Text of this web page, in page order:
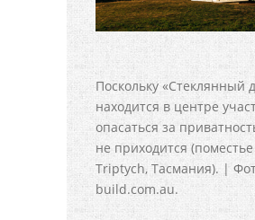
Поскольку «Стеклянный
находится в центре
опасаться за
не приходится (поместье
Triptych, Тасмания). |
build.com.au.